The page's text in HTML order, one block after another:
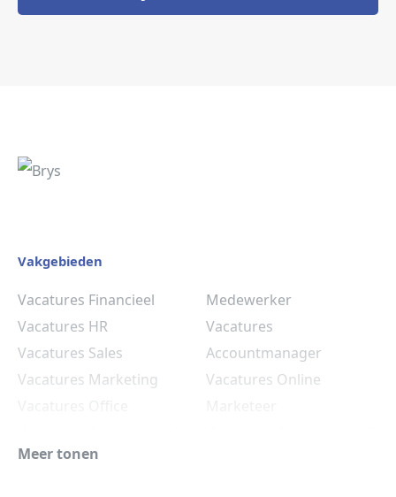
Vakgebieden
Vacatures Financieel
Vacatures HR
Vacatures Sales
Vacatures Marketing
Medewerker
Medewerker
Vacatures
Accountmanager
Vacatures Online
Meer tonen